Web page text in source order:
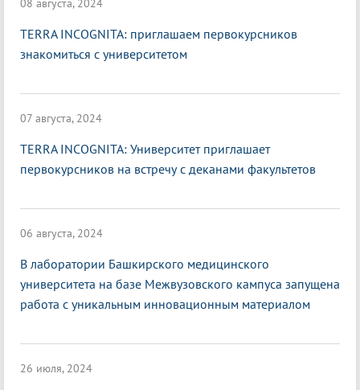
08 августа, 2024
TERRA INCOGNITA: приглашаем первокурсников
знакомиться с университетом
07 августа, 2024
TERRA INCOGNITA: Университет приглашает
первокурсников на встречу с деканами факультетов
06 августа, 2024
В лаборатории Башкирского медицинского
университета на базе Межвузовского кампуса запущена
работа с уникальным инновационным материалом
26 июля, 2024